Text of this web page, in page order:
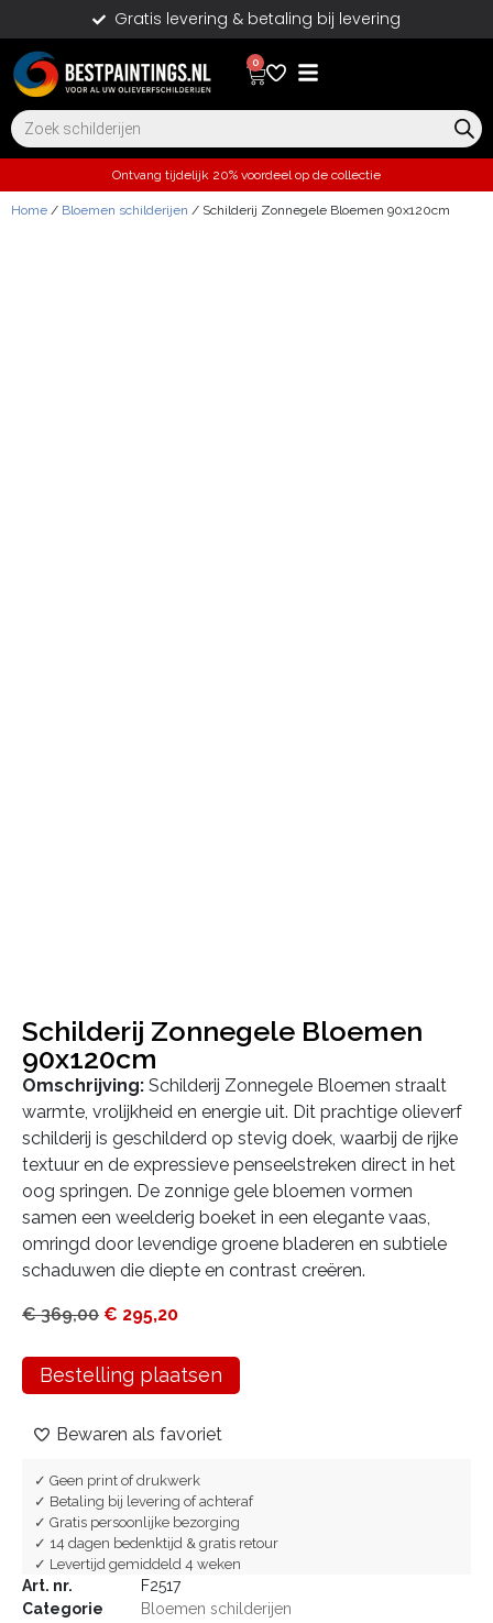
Gratis levering & betaling bij levering
0
Ontvang tijdelijk 20% voordeel op de collectie
Home / Bloemen schilderijen / Schilderij Zonnegele Bloemen 90x120cm
Schilderij Zonnegele Bloemen
90x120cm
Omschrijving: Schilderij Zonnegele Bloemen straalt
warmte, vrolijkheid en energie uit. Dit prachtige olieverf
schilderij is geschilderd op stevig doek, waarbij de rijke
textuur en de expressieve penseelstreken direct in het
oog springen. De zonnige gele bloemen vormen
samen een weelderig boeket in een elegante vaas,
omringd door levendige groene bladeren en subtiele
schaduwen die diepte en contrast creëren.
€369,00 € 295,20
Bestelling plaatsen
Bewaren als favoriet
✓ Geen print of drukwerk
✓ Betaling bij levering of achteraf
✓ Gratis persoonlijke bezorging
✓ 14 dagen bedenktijd & gratis retour
✓ Levertijd gemiddeld 4 weken
Art. nr.
F2517
Categorie
Bloemen schilderijen